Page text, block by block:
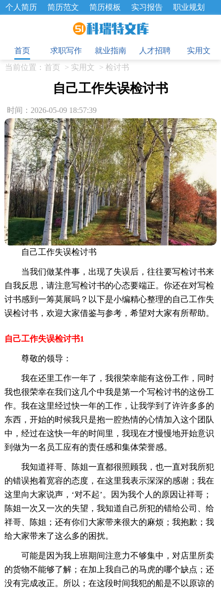
个人简历 简历范文 简历模板 实习报告
职业规划
招聘选拔 绩效考核 企业文化
工作总结
辞职报告
首页
求职写作 就业指南 人才招聘
实用文
当前位置： 首页 > 实用文 > 检讨书
自己工作失误检讨书
时间：2026-05-09 18:57:39
自己工作失误检讨书
当我们做某件事，出现了失误后，往往要写检讨书来
自我反思，请注意写检讨书的心态要端正。你还在对写检
讨书感到一筹莫展吗？以下是小编精心整理的自己工作失
误检讨书，欢迎大家借鉴与参考，希望对大家有所帮助。
自己工作失误检讨书1
尊敬的领导：
我在还里工作一年了，我很荣幸能有这份工作，同时
我也很荣幸在我们这几个中我是第一个写检讨书的这份工
作。我在这里经过快一年的工作，让我学到了许许多多的
东西，开始的时候我只是抱一腔热情的心情加入这个团队
中，经过在这快一年的时间里，我现在才慢慢地开始意识
到做为一名员工应有的责任感和集体荣誉感。
我知道祥哥、陈姐一直都很照顾我，也一直对我所犯
的错误抱着宽容的态度，在这里我表示深深的感谢；我在
这里向大家说声，‘对不起’。因为我个人的原因让祥哥；
陈姐一次又一次的失望，我知道自己所犯的错给公司、给
祥哥、陈姐；还有你们大家带来很大的麻烦；我抱歉；我
给大家带来了这么多的困扰。
可能是因为我上班期间注意力不够集中，对店里所卖
的货物不能够了解；在加上我自己的马虎的哪个缺点；还
没有完成改正。所以；在这段时间我犯的船是不以原谅的